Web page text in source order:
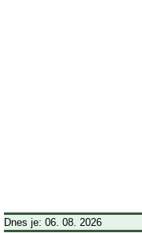
Dnes je: 06. 08. 2026